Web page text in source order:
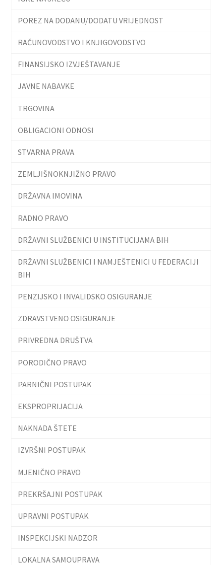
POREZ NA DODANU/DODATU VRIJEDNOST
RAČUNOVODSTVO I KNJIGOVODSTVO
FINANSIJSKO IZVJEŠTAVANJE
JAVNE NABAVKE
TRGOVINA
OBLIGACIONI ODNOSI
STVARNA PRAVA
ZEMLJIŠNOKNJIŽNO PRAVO
DRŽAVNA IMOVINA
RADNO PRAVO
DRŽAVNI SLUŽBENICI U INSTITUCIJAMA BIH
DRŽAVNI SLUŽBENICI I NAMJEŠTENICI U FEDERACIJI
BIH
PENZIJSKO I INVALIDSKO OSIGURANJE
ZDRAVSTVENO OSIGURANJE
PRIVREDNA DRUŠTVA
PORODIČNO PRAVO
PARNIČNI POSTUPAK
EKSPROPRIJACIJA
NAKNADA ŠTETE
IZVRŠNI POSTUPAK
MJENIČNO PRAVO
PREKRŠAJNI POSTUPAK
UPRAVNI POSTUPAK
INSPEKCIJSKI NADZOR
LOKALNA SAMOUPRAVA